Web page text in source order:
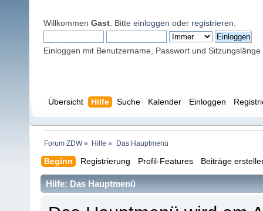
Willkommen Gast . Bitte einloggen oder registrieren
Einloggen mit Benutzername, Passwort und Sitzungslänge
Übersicht Hilfe Suche Kalender Einloggen
Forum ZDW» Hilfe » Das Hauptmenü
Beginn Registrierung Profil-Features Beiträge
Hilfe: Das Hauptmenü